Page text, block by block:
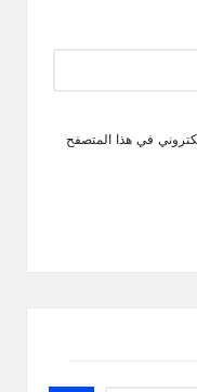
في هذا المتصفح